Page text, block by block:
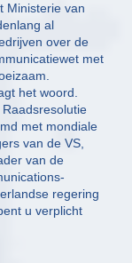
Ministerie van
al
over de
met
het woord.
met mondiale
van de VS,
van de
regering
u verplicht